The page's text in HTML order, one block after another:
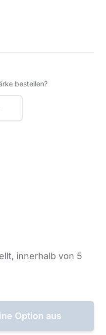
bestellen?
innerhalb von 5
Option aus